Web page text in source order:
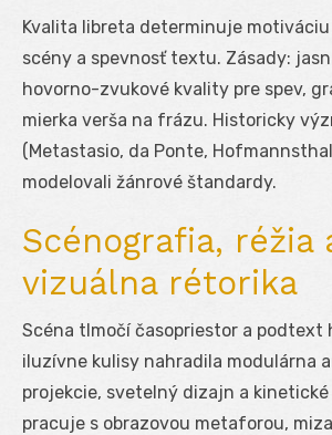
Kvalita libreta determinuje
scény a spevnosť textu. Zásady:
hovorno-zvukové kvality pre spev,
mierka verša na frázu. Historicky
(Metastasio, da Ponte,
modelovali žánrové štandardy.
Scénografia, réžia
vizuálna rétorika
Scéna tlmočí časopriestor a podtext
iluzívne kulisy nahradila modulárna
projekcie, svetelný dizajn a kinetické
pracuje s obrazovou metaforou,